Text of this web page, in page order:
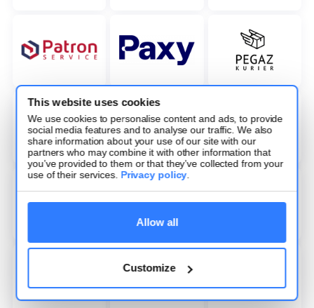
This website uses cookies
We use cookies to personalise content and ads, to provide
social media features and to analyse our traffic. We also
share information about your use of our site with our
partners who may combine it with other information that
you’ve provided to them or that they’ve collected from your
use of their services. Privacy policy.
Allow all
Customize